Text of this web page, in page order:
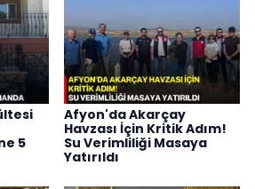
5
Afyon'da Akarçay
Havzası İçin Kritik Adım!
Su Verimliliği Masaya
Yatırıldı